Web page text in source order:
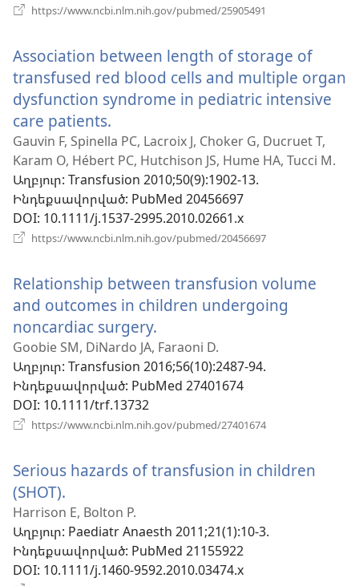
https://www.ncbi.nlm.nih.gov/pubmed/25905491
պատուհան)
Association between length of storage of
transfused red blood cells and multiple organ
dysfunction syndrome in pediatric intensive
care patients.
է
նոր
պատուհան)
Gauvin F, Spinella PC, Lacroix J, Choker G, Ducruet T,
Karam O, Hébert PC, Hutchison JS, Hume HA, Tucci M.
Աղբյուր‎: Transfusion 2010;50(9):1902-13.
Ինդեքսավորված‎: PubMed 20456697
DOI‎: 10.1111/j.1537-2995.2010.02661.x
https://www.ncbi.nlm.nih.gov/pubmed/20456697
պատուհան)
Relationship between transfusion volume
and outcomes in children undergoing
noncardiac surgery.
է
նոր
պատուհան)
Goobie SM, DiNardo JA, Faraoni D.
Աղբյուր‎: Transfusion 2016;56(10):2487-94.
Ինդեքսավորված‎: PubMed 27401674
DOI‎: 10.1111/trf.13732
https://www.ncbi.nlm.nih.gov/pubmed/27401674
պատուհան)
Serious hazards of transfusion in children
(SHOT).
է
նոր
պատուհան)
Harrison E, Bolton P.
Աղբյուր‎: Paediatr Anaesth 2011;21(1):10-3.
Ինդեքսավորված‎: PubMed 21155922
DOI‎: 10.1111/j.1460-9592.2010.03474.x